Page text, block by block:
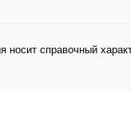
справочный